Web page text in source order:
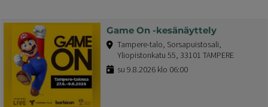
Game On -kesänäyttely
Tampere-talo, Sorsapuistosali,
Yliopistonkatu 55, 33101 TAMPERE
su 9.8.2026 klo 06:00